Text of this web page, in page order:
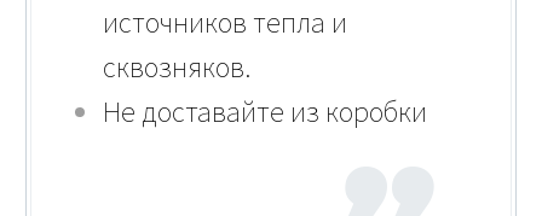
источников тепла и
сквозняков.
Не доставайте из коробки